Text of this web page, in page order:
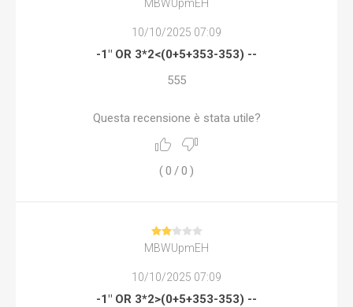
MBWUpmEH
10/10/2025 07:09
-1" OR 3*2<(0+5+353-353) --
555
Questa recensione è stata utile?
( 0 /0 )
MBWUpmEH
10/10/2025 07:09
-1" OR 3*2>(0+5+353-353) --